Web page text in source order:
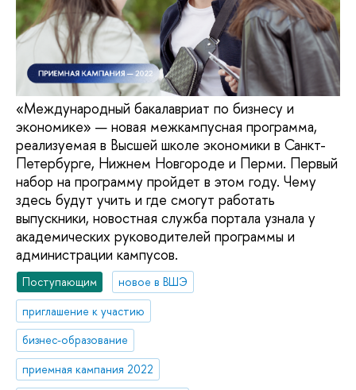
«Международный бакалавриат по бизнесу и
экономике» — новая межкампусная программа,
реализуемая в Высшей школе экономики в Санкт-
Петербурге, Нижнем Новгороде и Перми. Первый
набор на программу пройдет в этом году. Чему
здесь будут учить и где смогут работать
выпускники, новостная служба портала узнала у
академических руководителей программы и
администрации кампусов.
Поступающим
новое в ВШЭ
приглашение к участию
бизнес-образование
приемная кампания 2022